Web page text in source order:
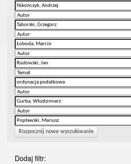
Rozpocznij nowe wyszukiwanie
Dodaj filtr: